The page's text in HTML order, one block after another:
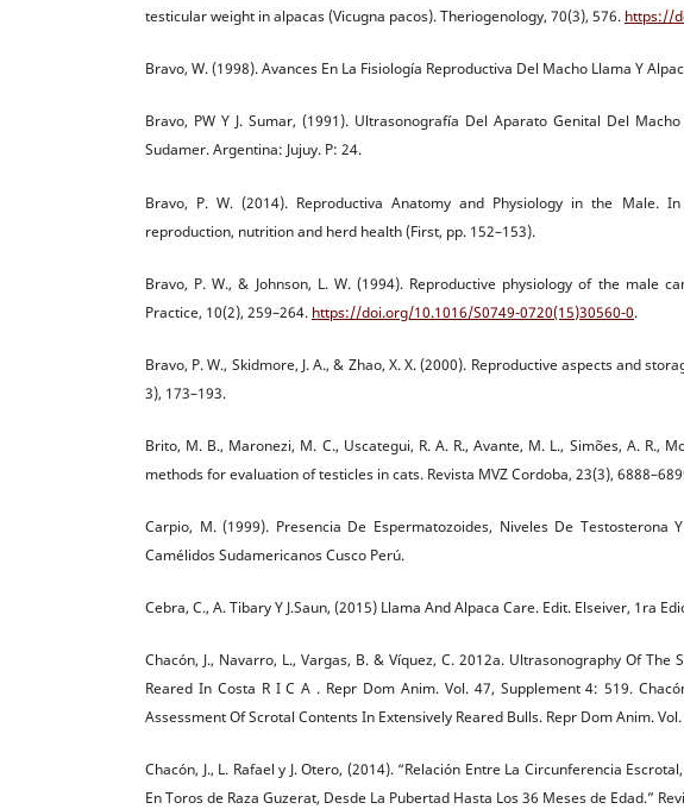
testicular weight in alpacas (Vicugna pacos). Theriogenology, 70(3), 576. https://
Bravo, W. (1998). Avances En La Fisiología Reproductiva Del Macho Llama Y
Bravo, PW Y J. Sumar, (1991). Ultrasonografía Del Aparato Genital Del
Sudamer. Argentina: Jujuy. P: 24.
Bravo, P. W. (2014). Reproductiva Anatomy and Physiology in the Male.
reproduction, nutrition and herd health (First, pp. 152–153).
Bravo, P. W., & Johnson, L. W. (1994). Reproductive physiology of the male
Practice, 10(2), 259–264. https://doi.org/10.1016/S0749-0720(15)30560-0.
Bravo, P. W., Skidmore, J. A., & Zhao, X. X. (2000). Reproductive aspects and
3), 173–193.
Brito, M. B., Maronezi, M. C., Uscategui, R. A. R., Avante, M. L., Simões, A. R.,
methods for evaluation of testicles in cats. Revista MVZ Cordoba, 23(3),
Carpio, M. (1999). Presencia De Espermatozoides, Niveles De
Camélidos Sudamericanos Cusco Perú.
Cebra, C., A. Tibary Y J.Saun, (2015) Llama And Alpaca Care. Edit. Elseiver, 1ra
Chacón, J., Navarro, L., Vargas, B. & Víquez, C. 2012a. Ultrasonography Of
Reared In Costa R I C A . Repr Dom Anim. Vol. 47, Supplement 4: 519.
Assessment Of Scrotal Contents In Extensively Reared Bulls. Repr Dom Anim.
Chacón, J., L. Rafael y J. Otero, (2014). “Relación Entre La Circunferencia
En Toros de Raza Guzerat, Desde La Pubertad Hasta Los 36 Meses de Edad.”